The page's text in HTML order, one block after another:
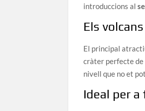
introduccions al
Els
El principal
cràter perfecte de
nivell que no et
Ideal per a